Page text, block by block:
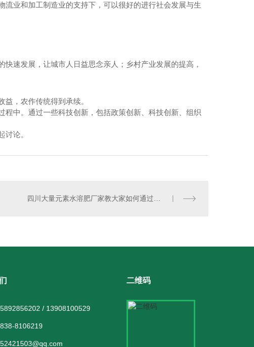
业和加工制造业的支持下，可以很好的进行社会发展与生
速发展，让城市人日益思念亲人；乡村产业发展的提高，
，农作传统得到承续。
中。通过一些科技创新，包括政策创新、科技创新、组织
论。
四川大量元素水溶肥厂家教大家如何通过包装识别大量元素水溶肥料
/ 13908100529
8106219
二维码